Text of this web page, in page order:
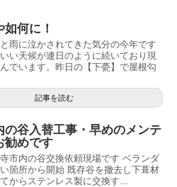
何に！
雨に泣かされてきた気分の今年です
い天候が連日のように続いており現
でいます。昨日の【下甍】で屋根勾
記事を読む
の谷入替工事・早めのメンテ
勧めです
市内の谷交換依頼現場です ベランダ
箇所から開始 既存谷を撤去し下葺材
からステンレス製に交換す...